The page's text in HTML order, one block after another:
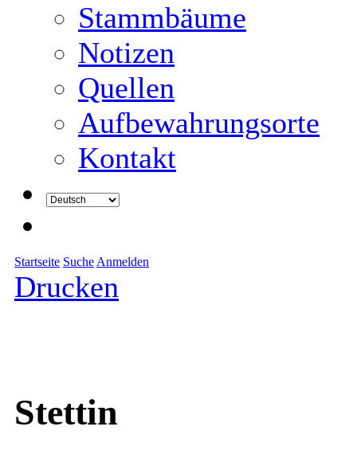
Stammbäume
Notizen
Quellen
Aufbewahrungsorte
Kontakt
Startseite Suche Anmelden
Drucken
Stettin